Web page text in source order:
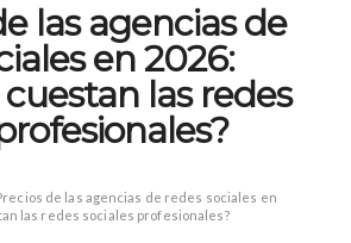
las agencias de
en 2026:
las redes
de las agencias de redes sociales en
las redes sociales profesionales?